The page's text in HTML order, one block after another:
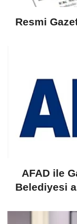
Resmi
AFAD ile
Belediyesi